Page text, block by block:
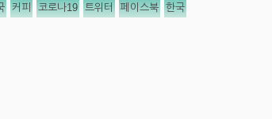
커피 코로나19 트위터 페이스북 한국